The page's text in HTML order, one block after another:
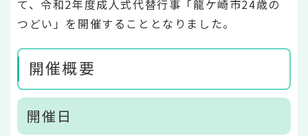
て、令和2年度成人式代替行事「龍ケ崎市24歳の
つどい」を開催することとなりました。
開催概要
開催日